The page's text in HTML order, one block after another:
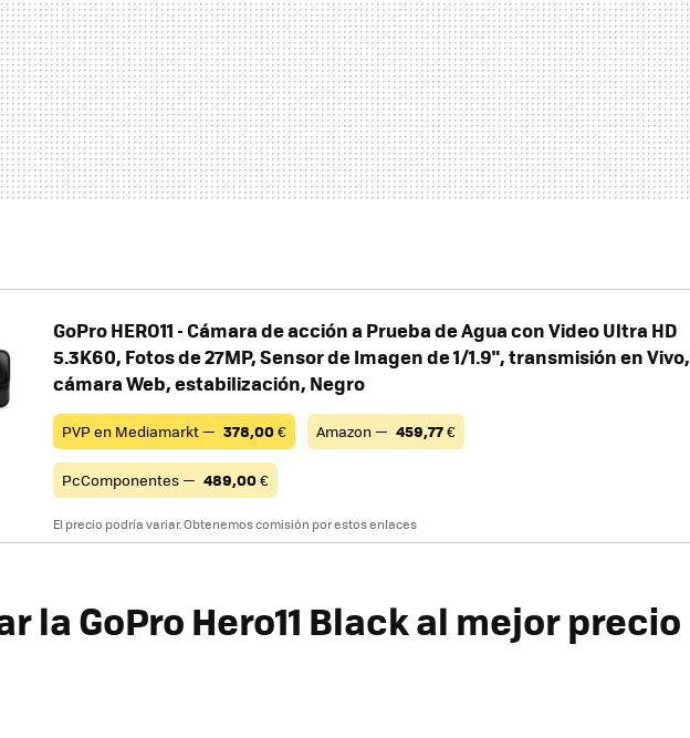
GoPro HERO11 - Cámara de acción a Prueba de Agua con Video Ultra HD
5.3K60, Fotos de 27MP, Sensor de Imagen de 1/1.9", transmisión en Vivo,
cámara Web, estabilización, Negro
PVP en Mediamarkt — 378,00€ Amazon — 459,77€
PcComponentes — 489,00€
El precio podría variar. Obtenemos comisión por estos enlaces
la GoPro Hero11 Black al mejor precio